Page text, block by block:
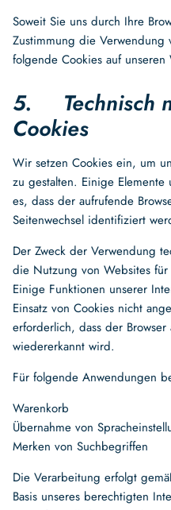
Soweit Sie uns durch Ihre
Zustimmung die Verwendung
folgende Cookies auf
5. Technisch
Cookies
Wir setzen Cookies ein, um
zu gestalten. Einige
es, dass der aufrufende
Seitenwechsel identifiziert
Der Zweck der Verwendung
die Nutzung von Websites
Einige Funktionen unserer
Einsatz von Cookies nicht
erforderlich, dass der
wiedererkannt wird.
Für folgende Anwendungen
Warenkorb
Übernahme von
Merken von Suchbegriffen
Die Verarbeitung erfolgt
Basis unseres berechtigten